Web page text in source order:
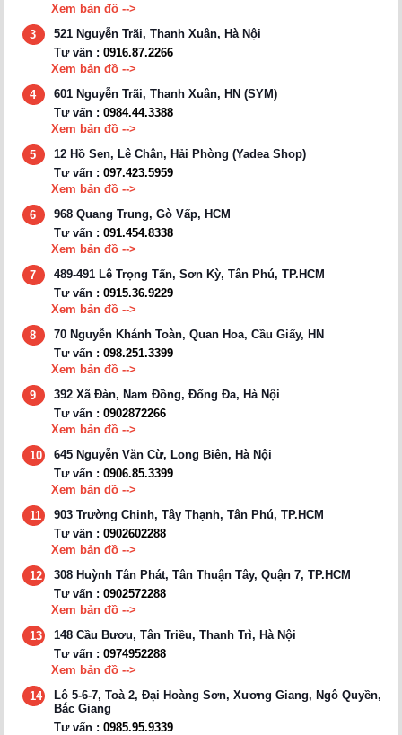
Xem bản đồ -->
3
521 Nguyễn Trãi, Thanh Xuân, Hà Nội
Tư vấn : 0916.87.2266
Xem bản đồ -->
4
601 Nguyễn Trãi, Thanh Xuân, HN (SYM)
Tư vấn : 0984.44.3388
Xem bản đồ -->
5
12 Hồ Sen, Lê Chân, Hải Phòng (Yadea Shop)
Tư vấn : 097.423.5959
Xem bản đồ -->
6
968 Quang Trung, Gò Vấp, HCM
Tư vấn : 091.454.8338
Xem bản đồ -->
7
489-491 Lê Trọng Tấn, Sơn Kỳ, Tân Phú, TP.HCM
Tư vấn : 0915.36.9229
Xem bản đồ -->
8
70 Nguyễn Khánh Toàn, Quan Hoa, Cầu Giấy, HN
Tư vấn : 098.251.3399
Xem bản đồ -->
9
392 Xã Đàn, Nam Đồng, Đống Đa, Hà Nội
Tư vấn : 0902872266
Xem bản đồ -->
10
645 Nguyễn Văn Cừ, Long Biên, Hà Nội
Tư vấn : 0906.85.3399
Xem bản đồ -->
11
903 Trường Chinh, Tây Thạnh, Tân Phú, TP.HCM
Tư vấn : 0902602288
Xem bản đồ -->
12
308 Huỳnh Tân Phát, Tân Thuận Tây, Quận 7, TP.HCM
Tư vấn : 0902572288
Xem bản đồ -->
13
148 Cầu Bươu, Tân Triều, Thanh Trì, Hà Nội
Tư vấn : 0974952288
Xem bản đồ -->
14
Lô 5-6-7, Toà 2, Đại Hoàng Sơn, Xương Giang, Ngô Quyền,
Bắc Giang
Tư vấn : 0985.95.9339